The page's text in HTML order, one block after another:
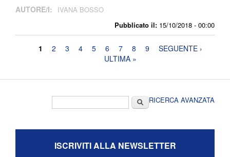
Pubblicato il: 15/10/2018 - 00:00
AUTORE/I: IVANA BOSSO
Pagine
1 2 3 4 5 6 7 8 9
SEGUENTE ›
ULTIMA »
CercaRICERCA AVANZATA
ISCRIVITI ALLA NEWSLETTER